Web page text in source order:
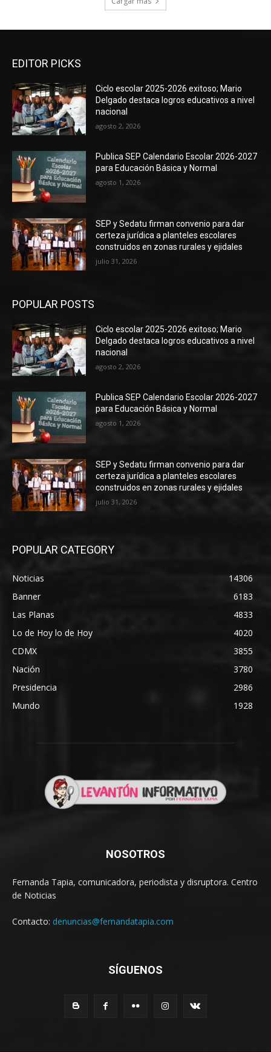
EDITOR PICKS
Ciclo escolar 2025-2026 exitoso; Mario
Delgado destaca logros educativos a nivel
nacional
agosto 2, 2026
Publica SEP Calendario Escolar 2026-2027
para Educación Básica y Normal
agosto 1, 2026
SEP y Sedatu firman convenio para dar
certeza jurídica a planteles escolares
construidos en zonas rurales y ejidales
julio 31, 2026
POPULAR POSTS
Ciclo escolar 2025-2026 exitoso; Mario
Delgado destaca logros educativos a nivel
nacional
agosto 2, 2026
Publica SEP Calendario Escolar 2026-2027
para Educación Básica y Normal
agosto 1, 2026
SEP y Sedatu firman convenio para dar
certeza jurídica a planteles escolares
construidos en zonas rurales y ejidales
julio 31, 2026
POPULAR CATEGORY
Noticias
14306
Banner
6183
Las Planas
4833
Lo de Hoy lo de Hoy
4020
CDMX
3855
Nación
3780
Presidencia
2986
Mundo
1928
NOSOTROS
Fernanda Tapia, comunicadora, periodista y disruptora. Centro
de Noticias
Contacto: denuncias@fernandatapia.com
SÍGUENOS